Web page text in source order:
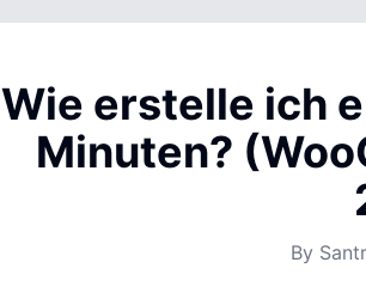
Wie erstelle ich
Minuten?
By